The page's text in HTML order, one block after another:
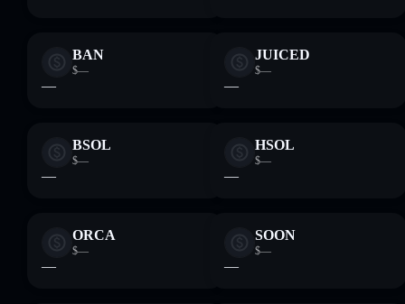
BAN
$—
—
JUICED
$—
—
BSOL
$—
—
HSOL
$—
—
ORCA
$—
—
SOON
$—
—